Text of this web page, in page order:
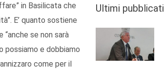
in Basilicata che
E’ quanto sostiene
se non sarà
possiamo e dobbiamo
come per il
Ultimi pubblicati